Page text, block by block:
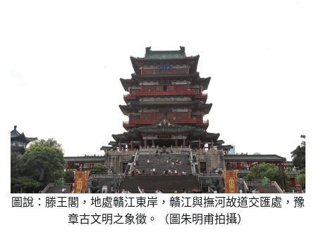
圖說：滕王閣，地處贛江東岸，贛江與撫河故道交匯處，豫
章古文明之象徵。（圖朱明甫拍攝）